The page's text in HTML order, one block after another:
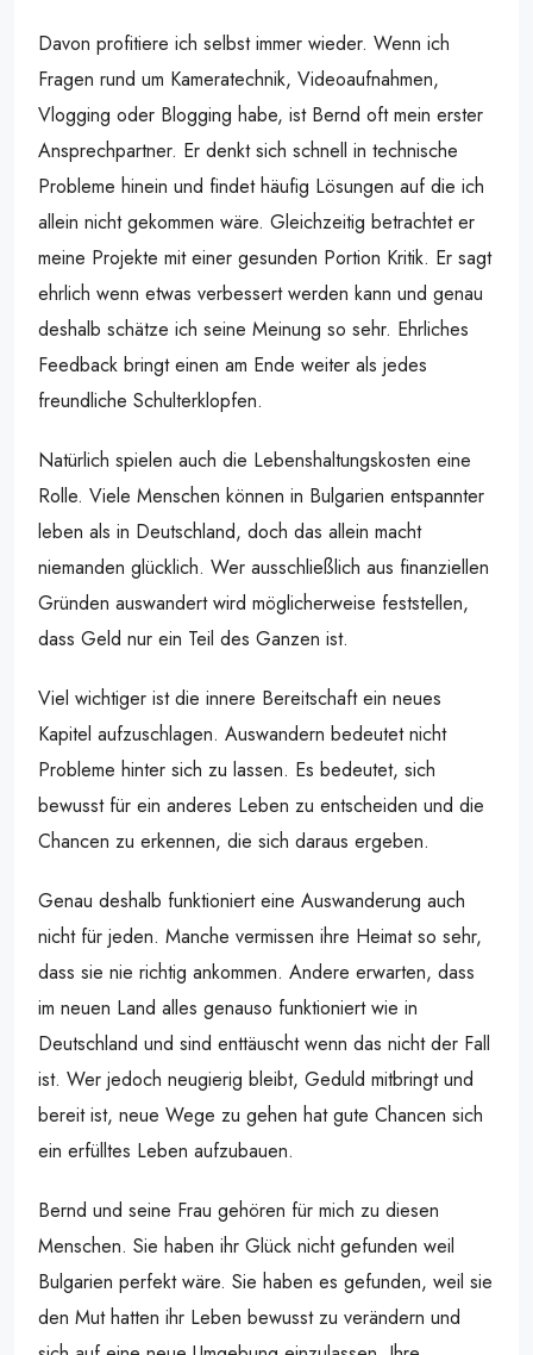
Davon profitiere ich selbst immer wieder. Wenn ich
Fragen rund um Kameratechnik, Videoaufnahmen,
Vlogging oder Blogging habe, ist Bernd oft mein erster
Ansprechpartner. Er denkt sich schnell in technische
Probleme hinein und findet häufig Lösungen auf die ich
allein nicht gekommen wäre. Gleichzeitig betrachtet er
meine Projekte mit einer gesunden Portion Kritik. Er sagt
ehrlich wenn etwas verbessert werden kann und genau
deshalb schätze ich seine Meinung so sehr. Ehrliches
Feedback bringt einen am Ende weiter als jedes
freundliche Schulterklopfen.
Natürlich spielen auch die Lebenshaltungskosten eine
Rolle. Viele Menschen können in Bulgarien entspannter
leben als in Deutschland, doch das allein macht
niemanden glücklich. Wer ausschließlich aus finanziellen
Gründen auswandert wird möglicherweise feststellen,
dass Geld nur ein Teil des Ganzen ist.
Viel wichtiger ist die innere Bereitschaft ein neues
Kapitel aufzuschlagen. Auswandern bedeutet nicht
Probleme hinter sich zu lassen. Es bedeutet, sich
bewusst für ein anderes Leben zu entscheiden und die
Chancen zu erkennen, die sich daraus ergeben.
Genau deshalb funktioniert eine Auswanderung auch
nicht für jeden. Manche vermissen ihre Heimat so sehr,
dass sie nie richtig ankommen. Andere erwarten, dass
im neuen Land alles genauso funktioniert wie in
Deutschland und sind enttäuscht wenn das nicht der Fall
ist. Wer jedoch neugierig bleibt, Geduld mitbringt und
bereit ist, neue Wege zu gehen hat gute Chancen sich
ein erfülltes Leben aufzubauen.
Bernd und seine Frau gehören für mich zu diesen
Menschen. Sie haben ihr Glück nicht gefunden weil
Bulgarien perfekt wäre. Sie haben es gefunden, weil sie
den Mut hatten ihr Leben bewusst zu verändern und